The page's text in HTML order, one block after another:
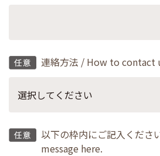
連絡方法 / How to contact
以下の枠内にご記入くださ
message here.